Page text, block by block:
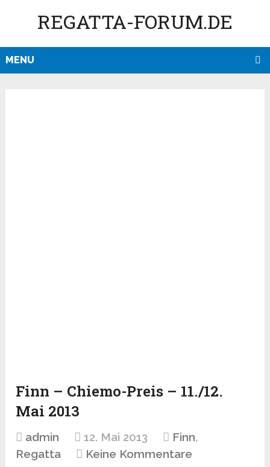
REGATTA-FORUM.DE
MENU
Finn – Chiemo-Preis – 11./12.
Mai 2013
admin 12. Mai 2013 Finn,
Regatta
Keine Kommentare